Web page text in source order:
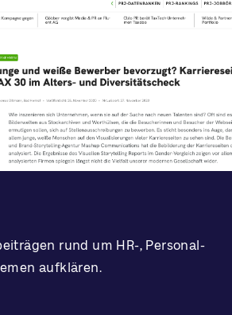
rund um HR-, Personal-
aufklären.